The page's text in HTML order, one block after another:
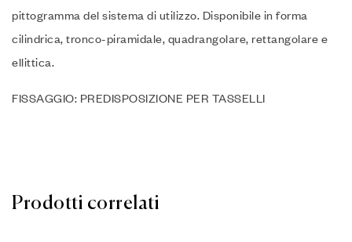
pittogramma del sistema di utilizzo. Disponibile in forma
cilindrica, tronco-piramidale, quadrangolare, rettangolare e
ellittica.
FISSAGGIO: PREDISPOSIZIONE PER TASSELLI
Prodotti correlati